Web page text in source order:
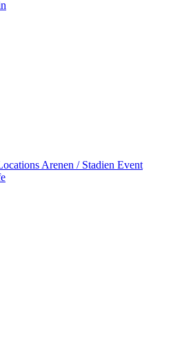
Arenen / Stadien Event